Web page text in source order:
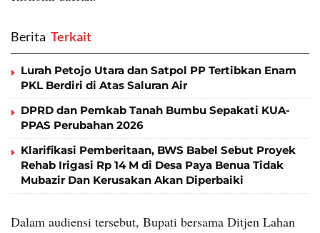
Berita ‎ Terkait
Lurah Petojo Utara dan Satpol PP Tertibkan Enam
PKL Berdiri di Atas Saluran Air
DPRD dan Pemkab Tanah Bumbu Sepakati KUA-
PPAS Perubahan 2026
Klarifikasi Pemberitaan, BWS Babel Sebut Proyek
Rehab Irigasi Rp 14 M di Desa Paya Benua Tidak
Mubazir Dan Kerusakan Akan Diperbaiki
Dalam audiensi tersebut, Bupati bersama Ditjen Lahan